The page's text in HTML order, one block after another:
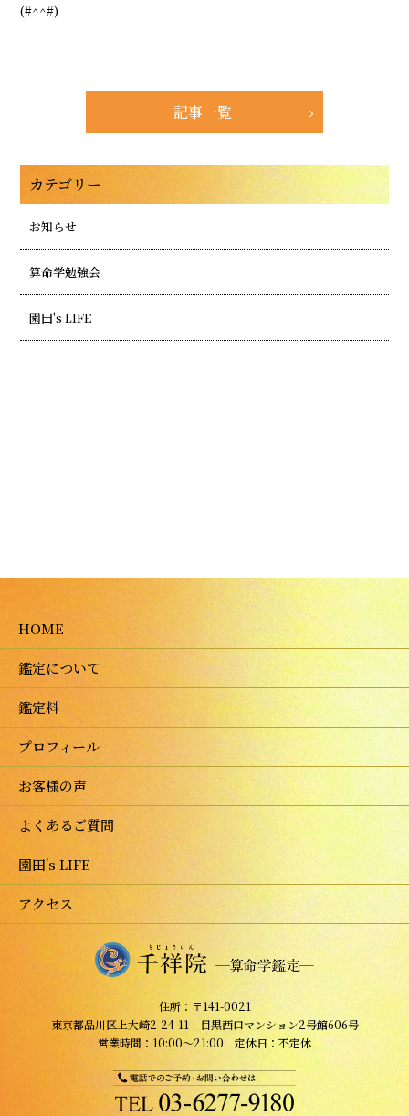
(#^^#)
記事一覧
カテゴリー
お知らせ
算命学勉強会
園田's LIFE
HOME
鑑定について
鑑定料
プロフィール
お客様の声
よくあるご質問
園田's LIFE
アクセス
住所：〒141-0021
東京都品川区上大崎2-24-11 目黒西口マンション2号館606号
営業時間：10:00～21:00 定休日：不定休